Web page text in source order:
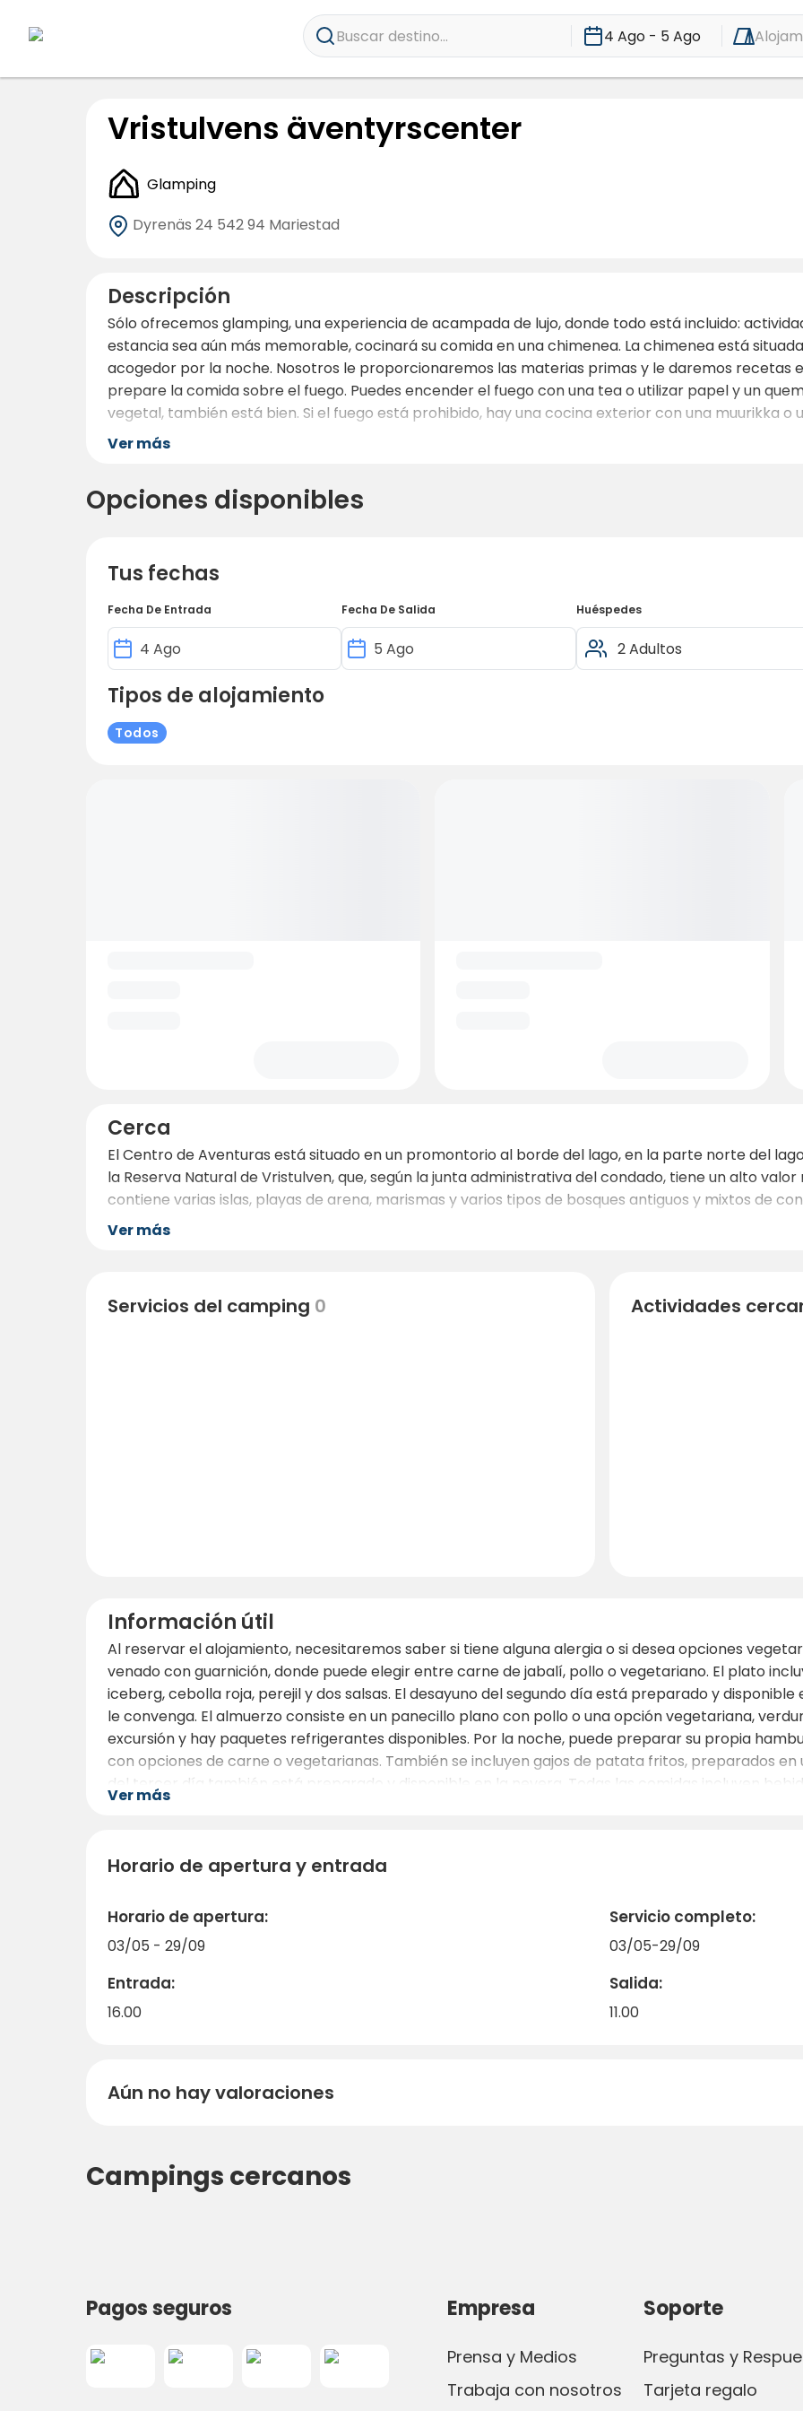
Buscar destino... 4 Ago - 5 Ago
Vristulvens äventyrscenter
Glamping
Dyrenäs 24 542 94 Mariestad
Descripción
Sólo ofrecemos glamping, una experiencia de acampada de lujo, donde todo está incluido:
estancia sea aún más memorable, cocinará su comida en una chimenea. La chimenea está
acogedor por la noche. Nosotros le proporcionaremos las materias primas y le daremos recetas
prepare la comida sobre el fuego. Puedes encender el fuego con una tea o utilizar papel y un
vegetal, también está bien. Si el fuego está prohibido, hay una cocina exterior con una muurikka o
Ver más
Opciones disponibles
Tus fechas
Fecha De Entrada Fecha De Salida Huéspedes
Tipos de alojamiento
Todos
Cerca
El Centro de Aventuras está situado en un promontorio al borde del lago, en la parte norte del
la Reserva Natural de Vristulven, que, según la junta administrativa del condado, tiene un alto
contiene varias islas, playas de arena, marismas y varios tipos de bosques antiguos y mixtos de
Ver más
Servicios del camping 0 Actividades
Información útil
Al reservar el alojamiento, necesitaremos saber si tiene alguna alergia o si desea opciones
venado con guarnición, donde puede elegir entre carne de jabalí, pollo o vegetariano. El plato
iceberg, cebolla roja, perejil y dos salsas. El desayuno del segundo día está preparado y
le convenga. El almuerzo consiste en un panecillo plano con pollo o una opción vegetariana,
excursión y hay paquetes refrigerantes disponibles. Por la noche, puede preparar su propia
con opciones de carne o vegetarianas. También se incluyen gajos de patata fritos, preparados en
del tercer día también está preparado y disponible en la nevera. Todas las comidas incluyen
uno y dos son parcialmente preparadas, donde usted mismo las prepara sobre un fuego abierto.
Ver más
Horario de apertura y entrada
Horario de apertura:
03/05 - 29/09
Servicio completo:
03/05-29/09
Entrada:
16.00
Salida:
11.00
Aún no hay valoraciones
Campings cercanos
Pagos seguros Empresa
Prensa y Medios
Trabaja con nosotros
Soporte
Preguntas y
Tarjeta regalo